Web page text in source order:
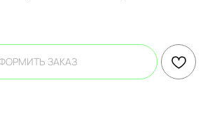
ЗАКАЗ